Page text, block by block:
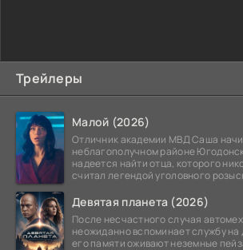
Трейлеры
Малой (2026)
Отличник академии МВД Саша
неблагополучном районе
надеется найти отца, которого
считал легендой уголовного
Девятая планета (2026)
После несчастного случая
неожиданно вспоминает службу на
его памяти оживают неземные